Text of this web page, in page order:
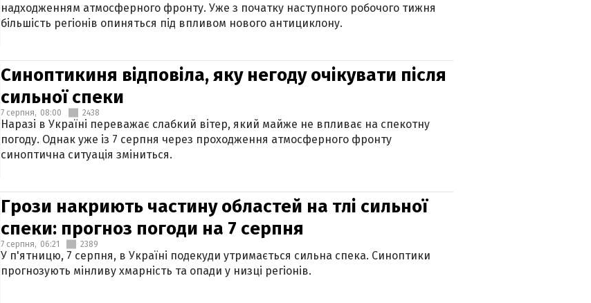
надходженням атмосферного фронту. Уже з початку наступного робочого тижня
більшість регіонів опиняться під впливом нового антициклону.
Синоптикиня відповіла, яку негоду очікувати після
сильної спеки
7 серпня, 08:00 2438
Наразі в Україні переважає слабкий вітер, який майже не впливає на спекотну
погоду. Однак уже із 7 серпня через проходження атмосферного фронту
синоптична ситуація зміниться.
Грози накриють частину областей на тлі сильної
спеки: прогноз погоди на 7 серпня
7 серпня, 06:21 2389
У п'ятницю, 7 серпня, в Україні подекуди утримається сильна спека. Синоптики
прогнозують мінливу хмарність та опади у низці регіонів.